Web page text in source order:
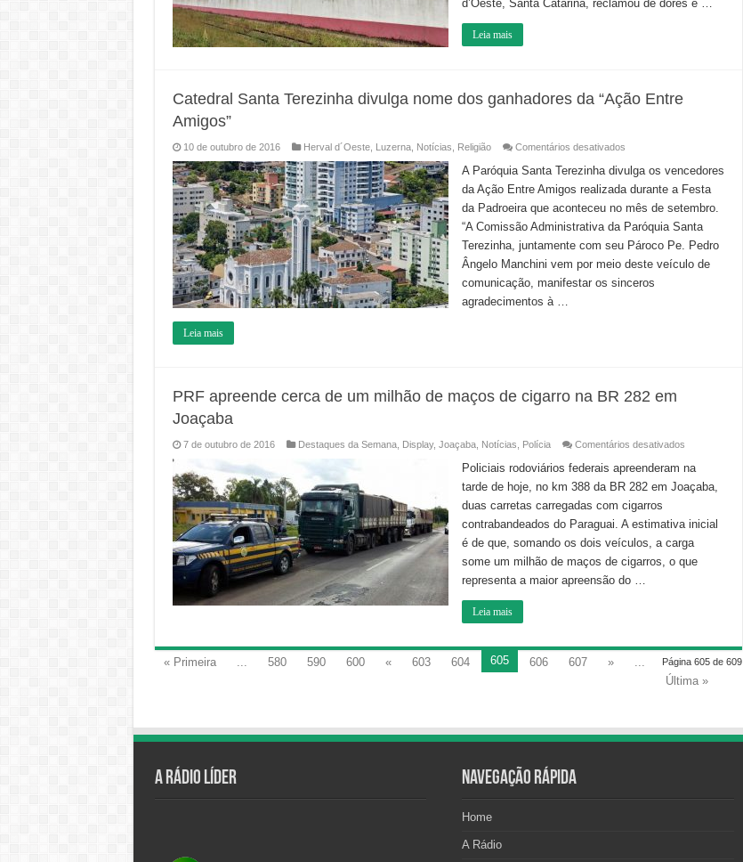
d’Oeste, Santa Catarina, reclamou de dores e …
Leia mais
Catedral Santa Terezinha divulga nome dos ganhadores da “Ação Entre
Amigos”
10 de outubro de 2016 Herval d´Oeste, Luzerna, Notícias Religião Comentários desativadosem
Santa
Terezinha
divulga
dos
ganhadores
da
“Ação
Entre
Amigos”
A Paróquia Santa Terezinha divulga os vencedores
da Ação Entre Amigos realizada durante a Festa
da Padroeira que aconteceu no mês de setembro.
“A Comissão Administrativa da Paróquia Santa
Terezinha, juntamente com seu Pároco Pe. Pedro
Ângelo Manchini vem por meio deste veículo de
comunicação, manifestar os sinceros
agradecimentos à …
Leia mais
PRF apreende cerca de um milhão de maços de cigarro na BR 282 em
Joaçaba
7 de outubro de 2016 Destaques da Semana, Display, Joaçaba, Notícias Polícia Comentários desativadosem
apreende
cerca
de
um
de
maços
de
cigarro
na
BR
Policiais rodoviários federais apreenderam na
tarde de hoje, no km 388 da BR 282 em Joaçaba,
duas carretas carregadas com cigarros
contrabandeados do Paraguai. A estimativa inicial
é de que, somando os dois veículos, a carga
some um milhão de maços de cigarros, o que
representa a maior apreensão do …
Leia mais
Página 605 de 609
« Primeira ... 580 590 600 « 603 604 605 606 607 »
...
Última »
A Rádio Líder Navegação Rápida
Home
A Rádio